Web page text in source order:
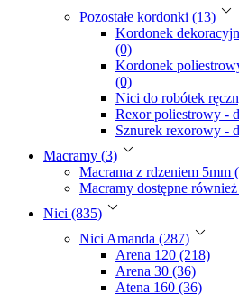
Pozostałe kordonki (13)
Kordonek
(0)
Kordonek
(0)
Nici do robótek
Rexor poliestrowy -
Sznurek rexorowy -
Macramy (3)
Macrama z rdzeniem 5mm
Macramy dostępne
Nici (835)
Nici Amanda (287)
Arena 120 (218)
Arena 30 (36)
Atena 160 (36)